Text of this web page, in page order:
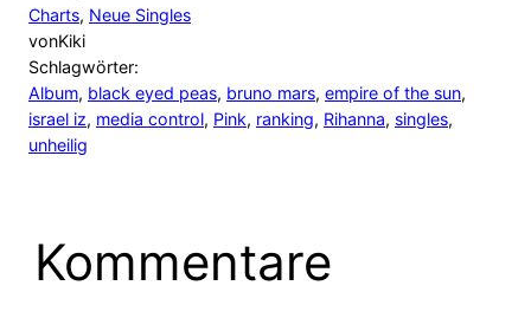
Charts, Neue Singles
vonKiki
Schlagwörter:
Album, black eyed peas, bruno mars, empire of the sun
israel iz, media control, Pink, ranking, Rihanna, singles
unheilig
Kommentare